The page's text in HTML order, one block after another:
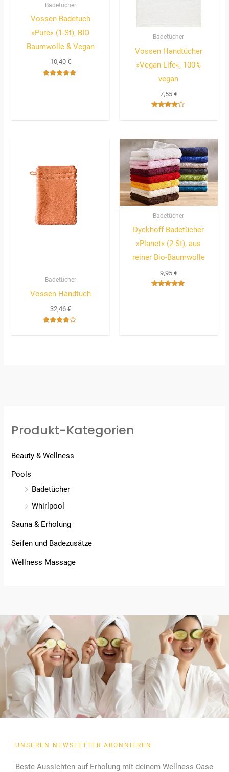
Badetücher
Vossen Badetuch
»Pure« (1-St), BIO
Baumwolle & Vegan
10,40 €
Badetücher
Vossen Handtücher
»Vegan Life«, 100%
vegan
7,55 €
Badetücher
Vossen Handtuch
32,46 €
Badetücher
Dyckhoff Badetücher
»Planet« (2-St), aus
reiner Bio-Baumwolle
9,95 €
Produkt-Kategorien
Beauty & Wellness
Pools
Badetücher
Whirlpool
Sauna & Erholung
Seifen und Badezusätze
Wellness Massage
UNSEREN NEWSLETTER ABONNIEREN
Beste Aussichten auf Erholung mit deinem Wellness Oase